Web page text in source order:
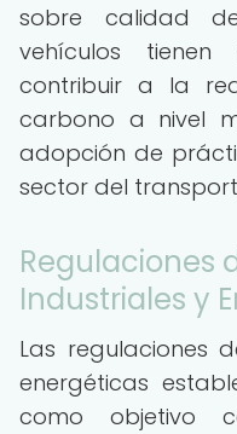
sobre calidad
vehículos
contribuir a la
carbono a nivel
adopción de
sector del
Regulaciones
Industriales y
Las regulaciones
energéticas
como objetivo